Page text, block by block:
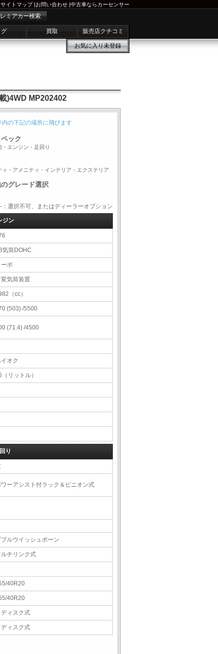
サイトマップ|お問い合わせ |中古車ならカーセンサー
ミアカー検索
買取 販売店クチコミ
お気に入り未登録
)4WD MP202402
内の下記の場所に飛びます
ック
・エンジン・足回り
ィ・アメニティ・インテリア・エクステリア
グレード選択
択不可、またはディーラーオプション
ジン
気筒DOHC
ボ
気筒装置
（cc）
(503) /5500
(71.4) /4500
オク
（リットル）
り
ーアシスト付ラック＆ピニオン式
ルウイッシュボーン
チリンク式
40R20
40R20
ィスク式
ィスク式